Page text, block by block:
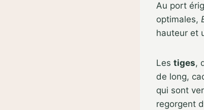
Au port
optimales,
hauteur et
Les tiges,
de long,
qui sont
regorgent